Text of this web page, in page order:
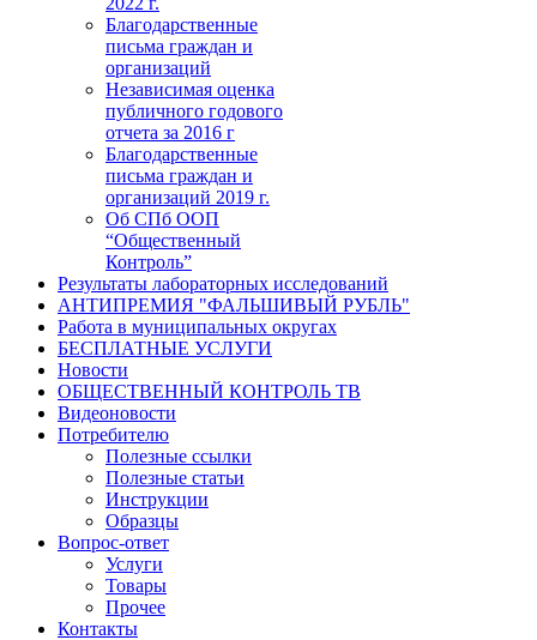
Благодарственные
письма граждан и
организаций
Независимая оценка
публичного годового
отчета за 2016 г
Благодарственные
письма граждан и
организаций 2019 г.
Об СПб ООП
“Общественный
Контроль”
Результаты лабораторных исследований
АНТИПРЕМИЯ "ФАЛЬШИВЫЙ РУБЛЬ"
Работа в муниципальных округах
БЕСПЛАТНЫЕ УСЛУГИ
Новости
ОБЩЕСТВЕННЫЙ КОНТРОЛЬ ТВ
Видеоновости
Потребителю
Полезные ссылки
Полезные статьи
Инструкции
Образцы
Вопрос-ответ
Услуги
Товары
Прочее
Контакты